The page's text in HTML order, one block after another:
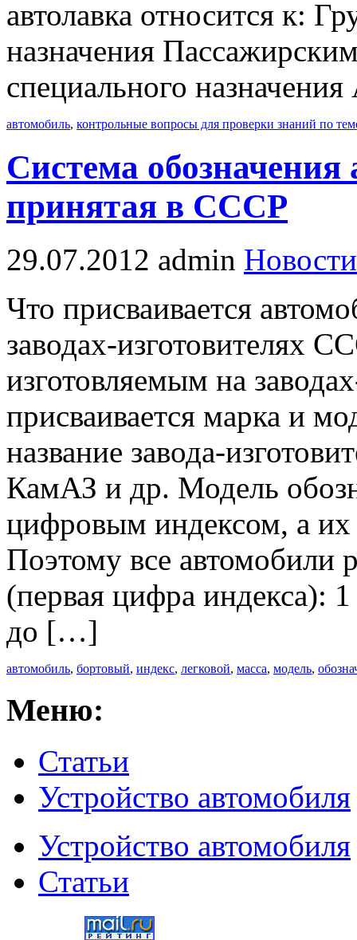
автолавка относится к:
назначения
специального
автомобиль, контрольные вопросы для проверки знаний по
Система
принятая в СССР
29.07.2012 admin Новости
Что присваивается
заводах-изготовителях
изготовляемым на
присваивается марка и
название завода-
КамАЗ и др. Модель
цифровым индексом, а
Поэтому все автомобили
(первая цифра индекса):
до […]
автомобиль, бортовый, индекс, легковой, масса, модель,
Меню:
Статьи
Устройство автомобиля
Устройство автомобиля
Статьи